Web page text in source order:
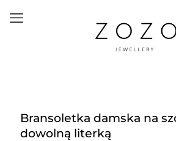
Bransoletka damska na
dowolną literką